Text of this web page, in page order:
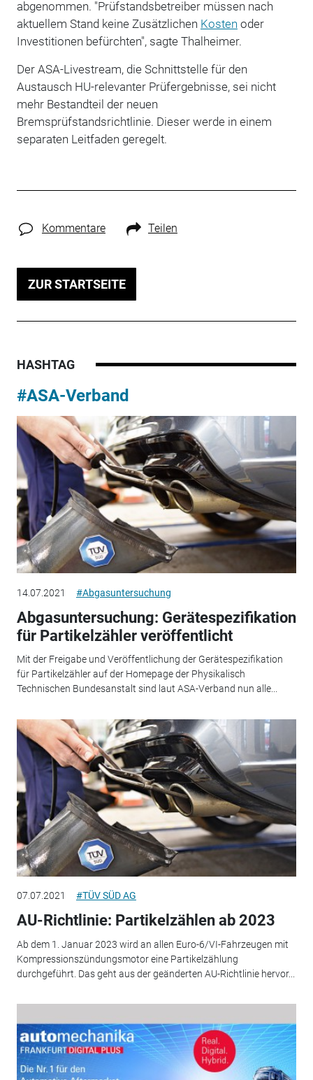
abgenommen. "Prüfstandsbetreiber müssen nach
aktuellem Stand keine Zusätzlichen Kosten oder
Investitionen befürchten", sagte Thalheimer.
Der ASA-Livestream, die Schnittstelle für den
Austausch HU-relevanter Prüfergebnisse, sei nicht
mehr Bestandteil der neuen
Bremsprüfstandsrichtlinie. Dieser werde in einem
separaten Leitfaden geregelt.
Kommentare Teilen
ZUR STARTSEITE
HASHTAG
#ASA-Verband
14.07.2021 #Abgasuntersuchung
Abgasuntersuchung: Gerätespezifikation
für Partikelzähler veröffentlicht
Mit der Freigabe und Veröffentlichung der Gerätespezifikation
für Partikelzähler auf der Homepage der Physikalisch
Technischen Bundesanstalt sind laut ASA-Verband nun alle...
07.07.2021 #TÜV SÜD AG
AU-Richtlinie: Partikelzählen ab 2023
Ab dem 1. Januar 2023 wird an allen Euro-6/VI-Fahrzeugen mit
Kompressionszündungsmotor eine Partikelzählung
durchgeführt. Das geht aus der geänderten AU-Richtlinie hervor...